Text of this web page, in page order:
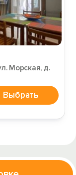
Морская, д.
Выбрать